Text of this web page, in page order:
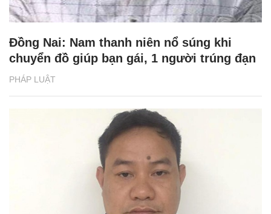
PHÁP LUẬT
Đồng Nai: Nam thanh niên nổ súng khi
chuyển đồ giúp bạn gái, 1 người trúng đạn